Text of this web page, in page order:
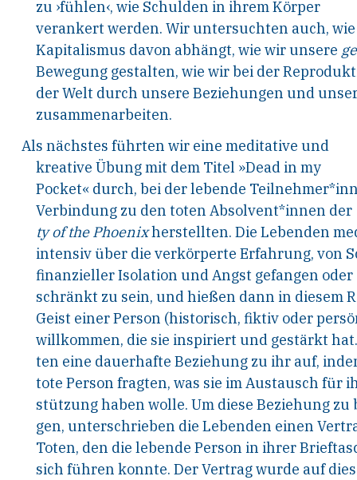
zu ›fühlen‹, wie Schulden in ihrem Körper
verankert werden. Wir untersuchten auch,
Kapitalismus davon abhängt, wie wir unsere
Bewegung gestalten, wie wir bei der
der Welt durch unsere Beziehungen und
zusammenarbeiten.
Als nächstes führten wir eine meditative und
kreative Übung mit dem Titel »Dead in my
Pocket« durch, bei der lebende
Verbindung zu den toten Absolvent*innen der
ty of the Phoenixherstellten. Die Lebenden
intensiv über die verkörperte Erfahrung, von
finanzieller Isolation und Angst gefangen oder
schränkt zu sein, und hießen dann in diesem
Geist einer Person (historisch, fiktiv oder
willkommen, die sie inspiriert und gestärkt
ten eine dauerhafte Beziehung zu ihr auf,
tote Person fragten, was sie im Austausch für
stützung haben wolle. Um diese Beziehung
gen, unterschrieben die Lebenden einen
Toten, den die lebende Person in ihrer
sich führen konnte. Der Vertrag wurde auf